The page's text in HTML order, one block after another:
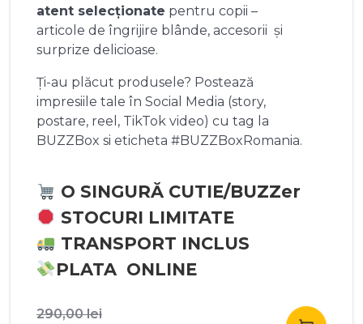
atent selecționate pentru copii –
articole de îngrijire blânde, accesorii și
surprize delicioase.
Ți-au plăcut produsele? Postează
impresiile tale în Social Media (story,
postare, reel, TikTok video) cu tag la
BUZZBox si eticheta #BUZZBoxRomania.
O SINGURĂ CUTIE/BUZZer
STOCURI LIMITATE
TRANSPORT INCLUS
PLATA ONLINE
290,00leiPrețul